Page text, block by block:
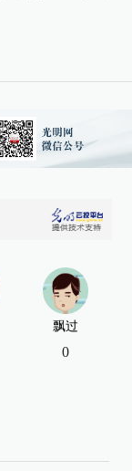
飘过
0